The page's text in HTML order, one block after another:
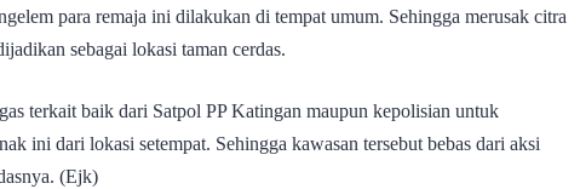
para remaja ini dilakukan di tempat umum. Sehingga merusak citra
sebagai lokasi taman cerdas.
terkait baik dari Satpol PP Katingan maupun kepolisian untuk
ini dari lokasi setempat. Sehingga kawasan tersebut bebas dari aksi
(Ejk)